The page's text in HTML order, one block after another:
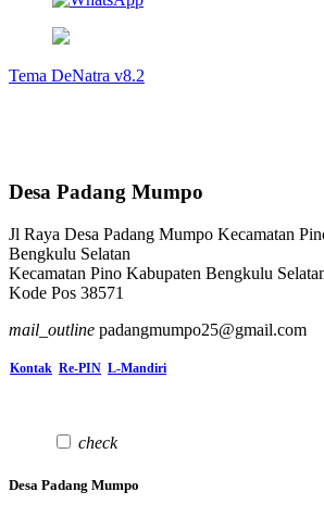
Tema DeNatra v8.2
Desa Padang Mumpo
Jl Raya Desa Padang Mumpo Kecamatan
Bengkulu Selatan
Kecamatan Pino Kabupaten Bengkulu
Kode Pos 38571
mail_outline padangmumpo25@gmail.com
Kontak Re-PIN L-Mandiri
check
Desa Padang Mumpo